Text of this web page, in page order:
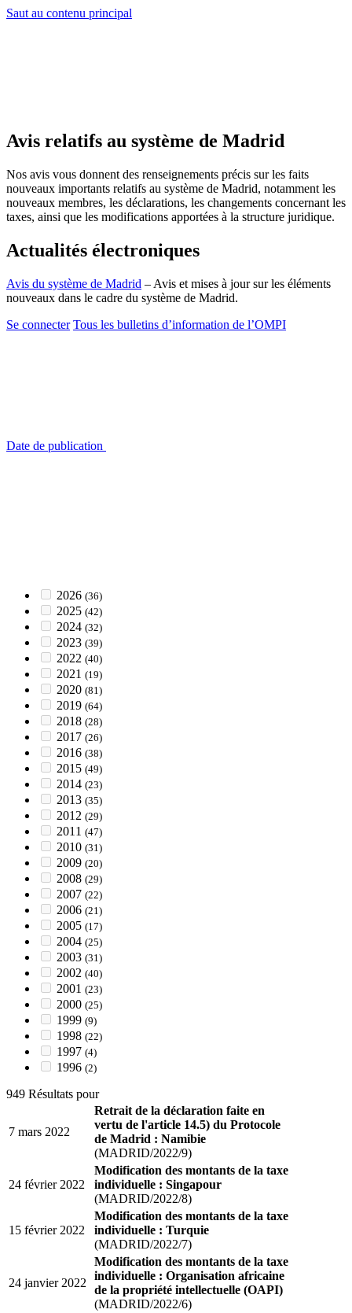
Saut au contenu principal
Avis relatifs au système de Madrid
Nos avis vous donnent des renseignements précis sur les faits
nouveaux importants relatifs au système de Madrid, notamment les
nouveaux membres, les déclarations, les changements concernant les
taxes, ainsi que les modifications apportées à la structure juridique.
Actualités électroniques
Avis du système de Madrid – Avis et mises à jour sur les éléments
nouveaux dans le cadre du système de Madrid.
Se connecter Tous les bulletins d’information de l’OMPI
Date de publication
2026 (36)
2025 (42)
2024 (32)
2023 (39)
2022 (40)
2021 (19)
2020 (81)
2019 (64)
2018 (28)
2017 (26)
2016 (38)
2015 (49)
2014 (23)
2013 (35)
2012 (29)
2011 (47)
2010 (31)
2009 (20)
2008 (29)
2007 (22)
2006 (21)
2005 (17)
2004 (25)
2003 (31)
2002 (40)
2001 (23)
2000 (25)
1999 (9)
1998 (22)
1997 (4)
1996 (2)
949 Résultats pour
7 mars 2022
Retrait de la déclaration faite en
vertu de l'article 14.5) du Protocole
de Madrid : Namibie
(MADRID/2022/9)
24 février 2022
Modification des montants de la taxe
individuelle : Singapour
(MADRID/2022/8)
15 février 2022
Modification des montants de la taxe
individuelle : Turquie
(MADRID/2022/7)
24 janvier 2022
Modification des montants de la taxe
individuelle : Organisation africaine
de la propriété intellectuelle (OAPI)
(MADRID/2022/6)